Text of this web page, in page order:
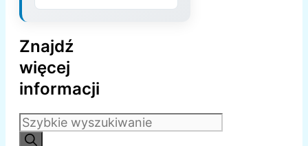
Znajdź
więcej
informacji
Szukaj: